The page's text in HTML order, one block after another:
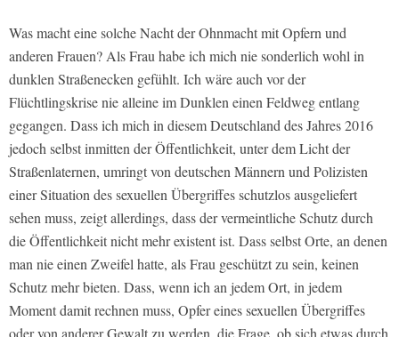
Was macht eine solche Nacht der Ohnmacht mit Opfern und
anderen Frauen? Als Frau habe ich mich nie sonderlich wohl in
dunklen Straßenecken gefühlt. Ich wäre auch vor der
Flüchtlingskrise nie alleine im Dunklen einen Feldweg entlang
gegangen. Dass ich mich in diesem Deutschland des Jahres 2016
jedoch selbst inmitten der Öffentlichkeit, unter dem Licht der
Straßenlaternen, umringt von deutschen Männern und Polizisten
einer Situation des sexuellen Übergriffes schutzlos ausgeliefert
sehen muss, zeigt allerdings, dass der vermeintliche Schutz durch
die Öffentlichkeit nicht mehr existent ist. Dass selbst Orte, an denen
man nie einen Zweifel hatte, als Frau geschützt zu sein, keinen
Schutz mehr bieten. Dass, wenn ich an jedem Ort, in jedem
Moment damit rechnen muss, Opfer eines sexuellen Übergriffes
oder von anderer Gewalt zu werden, die Frage, ob sich etwas durch